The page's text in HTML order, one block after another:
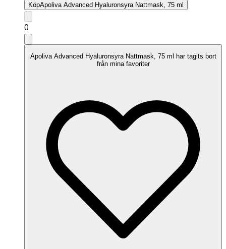
KöpApoliva Advanced Hyaluronsyra Nattmask, 75 ml
0
Apoliva Advanced Hyaluronsyra Nattmask, 75 ml har tagits bort
från mina favoriter